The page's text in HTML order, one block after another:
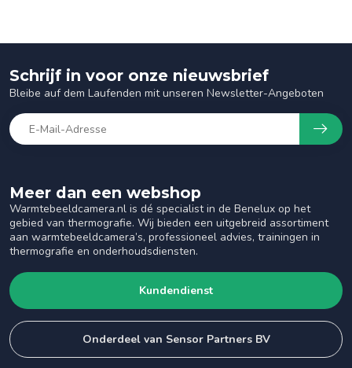
Meer dan een webshop
Warmtebeeldcamera.nl is dé specialist in de Benelux op het
gebied van thermografie. Wij bieden een uitgebreid assortiment
aan warmtebeeldcamera’s, professioneel advies, trainingen in
thermografie en onderhoudsdiensten.
Kundendienst
Onderdeel van Sensor Partners BV
Schrijf in voor onze nieuwsbrief
Bleibe auf dem Laufenden mit unseren Newsletter-Angeboten